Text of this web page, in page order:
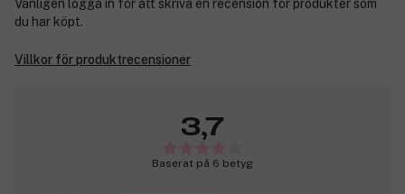
Vänligen logga in för att skriva en recension för produkter som
du har köpt.
Villkor för produktrecensioner
3,7
Baserat på 6 betyg